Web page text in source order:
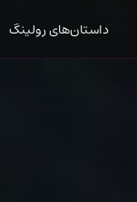
داستان‌های رولینگ